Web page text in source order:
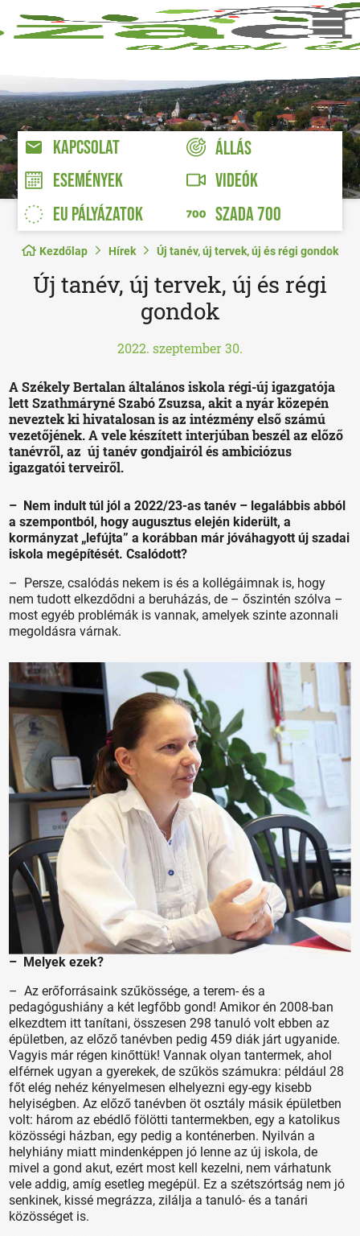
KAPCSOLAT
ÁLLÁS
ESEMÉNYEK
VIDEÓK
EU PÁLYÁZATOK
SZADA 700
Kezdőlap Hírek Új tanév, új tervek, új és régi gondok
Új tanév, új tervek, új és régi
gondok
2022. szeptember 30.
A Székely Bertalan általános iskola régi-új igazgatója
lett Szathmáryné Szabó Zsuzsa, akit a nyár közepén
neveztek ki hivatalosan is az intézmény első számú
vezetőjének. A vele készített interjúban beszél az előző
tanévről, az új tanév gondjairól és ambiciózus
igazgatói terveiről.
– Nem indult túl jól a 2022/23-as tanév – legalábbis abból
a szempontból, hogy augusztus elején kiderült, a
kormányzat „lefújta” a korábban már jóváhagyott új szadai
iskola megépítését. Csalódott?
– Persze, csalódás nekem is és a kollégáimnak is, hogy
nem tudott elkezdődni a beruházás, de – őszintén szólva –
most egyéb problémák is vannak, amelyek szinte azonnali
megoldásra várnak.
– Melyek ezek?
– Az erőforrásaink szűkössége, a terem- és a
pedagógushiány a két legfőbb gond! Amikor én 2008-ban
elkezdtem itt tanítani, összesen 298 tanuló volt ebben az
épületben, az előző tanévben pedig 459 diák járt ugyanide.
Vagyis már régen kinőttük! Vannak olyan tantermek, ahol
elférnek ugyan a gyerekek, de szűkös számukra: például 28
főt elég nehéz kényelmesen elhelyezni egy-egy kisebb
helyiségben. Az előző tanévben öt osztály másik épületben
volt: három az ebédlő fölötti tantermekben, egy a katolikus
közösségi házban, egy pedig a konténerben. Nyilván a
helyhiány miatt mindenképpen jó lenne az új iskola, de
mivel a gond akut, ezért most kell kezelni, nem várhatunk
vele addig, amíg esetleg megépül. Ez a szétszórtság nem jó
senkinek, kissé megrázza, zilálja a tanuló- és a tanári
közösséget is.